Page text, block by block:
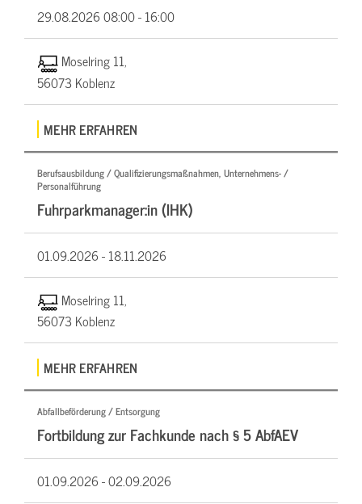
29.08.202608:00 - 16:00
Moselring 11,
56073 Koblenz
MEHR ERFAHREN
Berufsausbildung / Qualifizierungsmaßnahmen, Unternehmens- /
Personalführung
Fuhrparkmanager:in (IHK)
01.09.2026 -18.11.2026
Moselring 11,
56073 Koblenz
MEHR ERFAHREN
Abfallbeförderung / Entsorgung
Fortbildung zur Fachkunde nach § 5 AbfAEV
01.09.2026 -02.09.2026